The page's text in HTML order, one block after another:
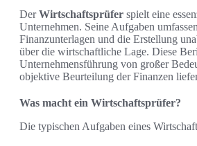
DerWirtschaftsprüfer spielt eine
Unternehmen. Seine Aufgaben
Finanzunterlagen und die Erstellung
über die wirtschaftliche Lage. Diese
Unternehmensführung von großer
objektive Beurteilung der Finanzen
Was macht ein Wirtschaftsprüfer?
Die typischen Aufgaben eines